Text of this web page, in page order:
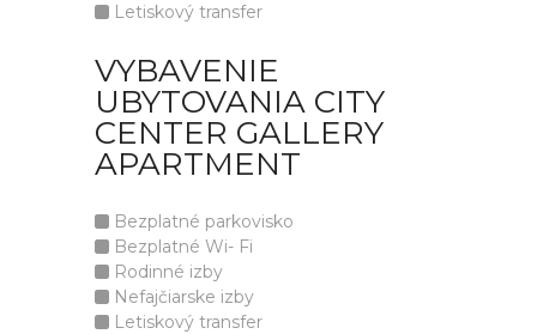
Letiskový transfer
VYBAVENIE
UBYTOVANIA CITY
CENTER GALLERY
APARTMENT
Bezplatné parkovisko
Bezplatné Wi- Fi
Rodinné izby
Nefajčiarske izby
Letiskový transfer